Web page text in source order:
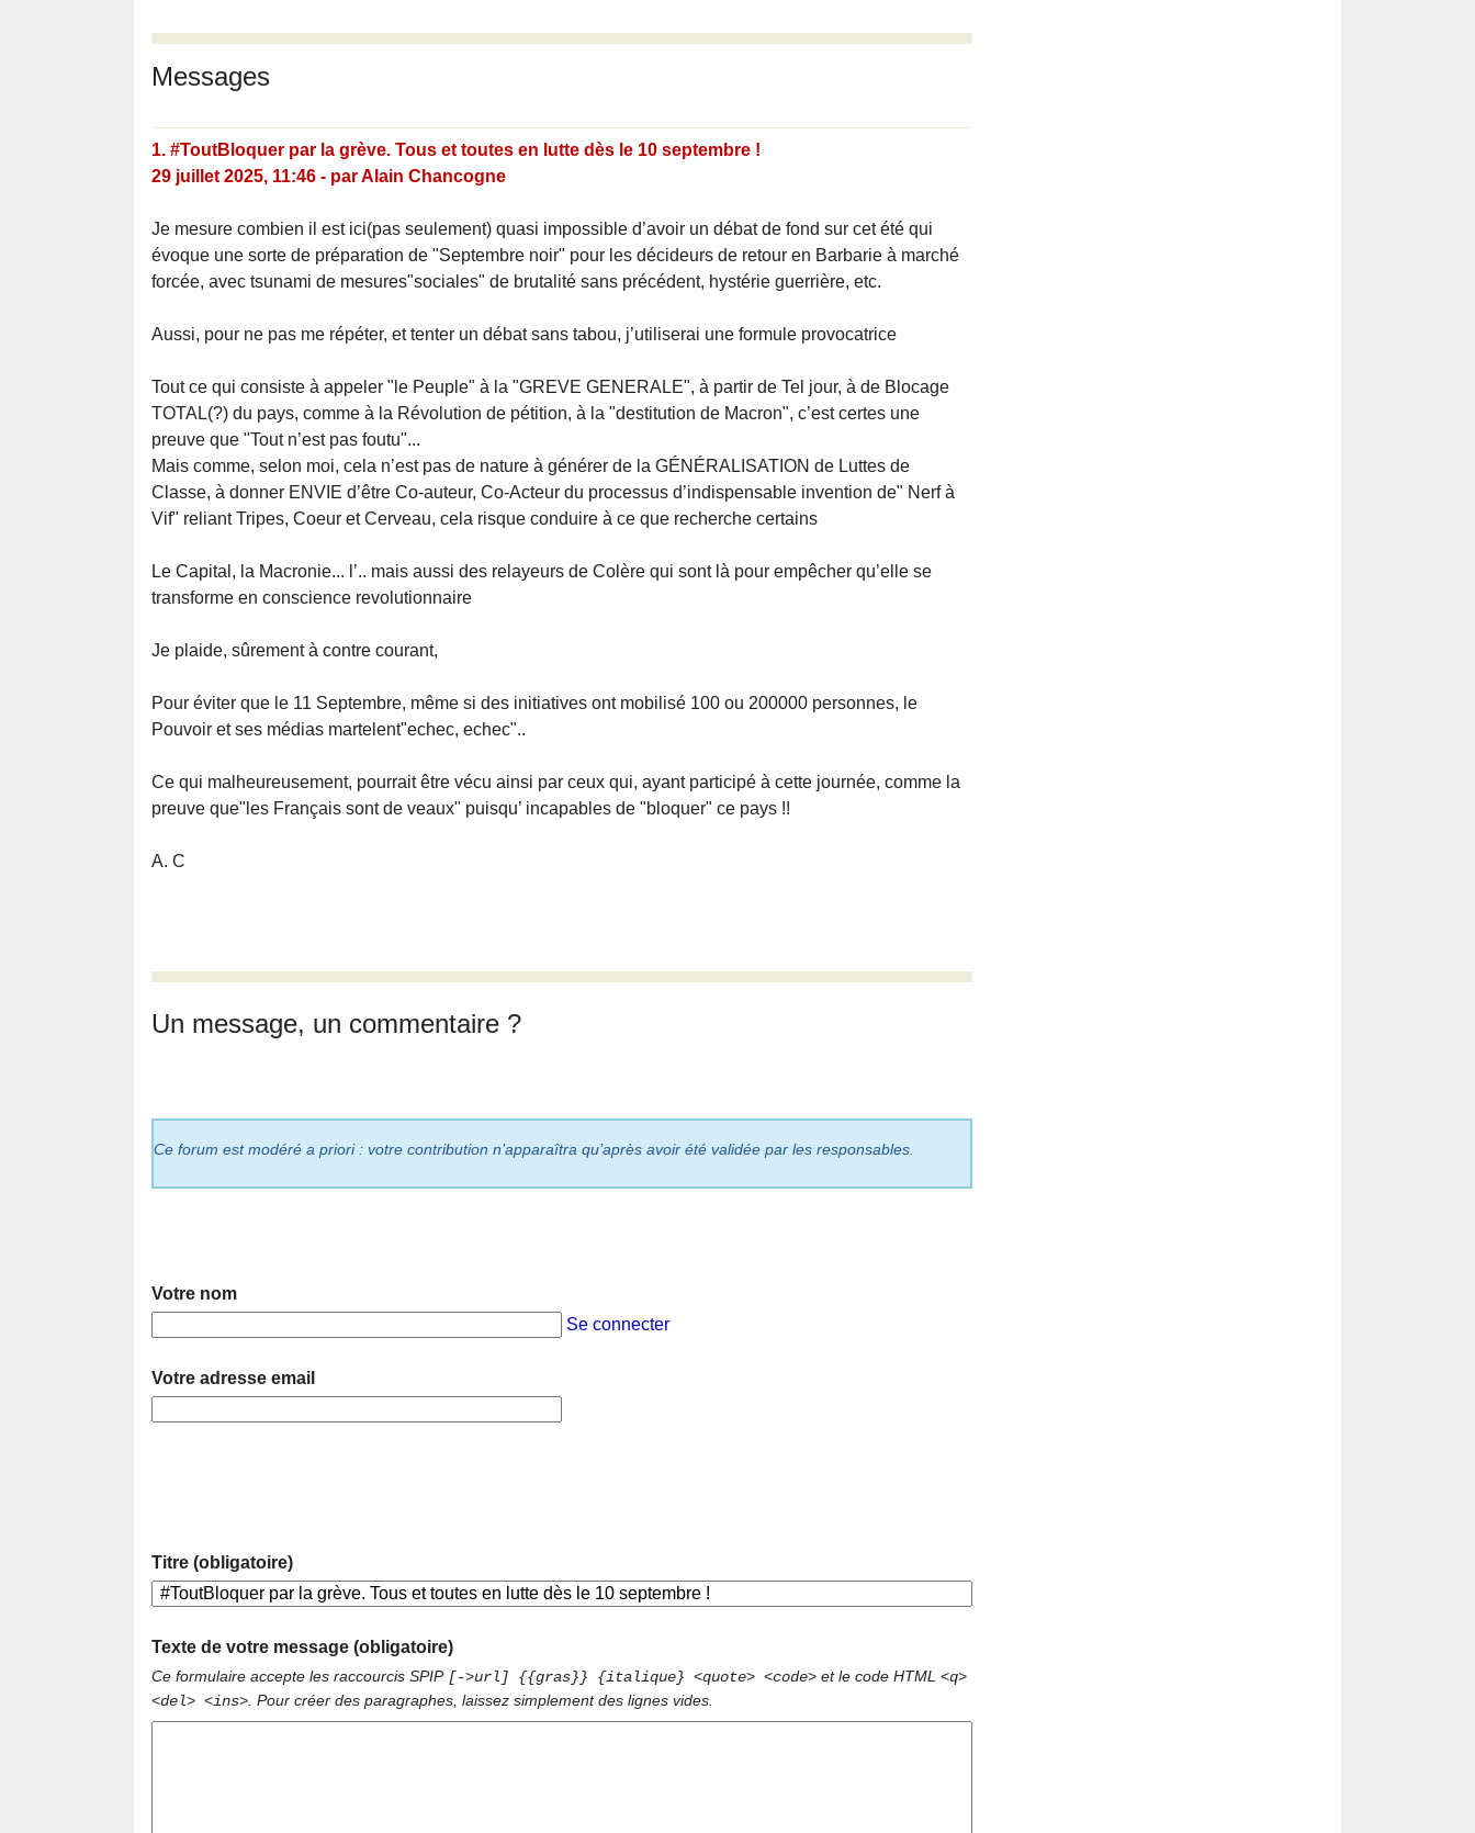
Messages
1. #ToutBloquer par la grève. Tous et toutes en lutte dès le 10 septembre !
29 juillet 2025, 11:46 - parAlain Chancogne
Je mesure combien il est ici(pas seulement) quasi impossible d’avoir un débat de fond sur cet été qui
évoque une sorte de préparation de "Septembre noir" pour les décideurs de retour en Barbarie à marché
forcée, avec tsunami de mesures"sociales" de brutalité sans précédent, hystérie guerrière, etc.
Aussi, pour ne pas me répéter, et tenter un débat sans tabou, j’utiliserai une formule provocatrice
Tout ce qui consiste à appeler "le Peuple" à la "GREVE GENERALE", à partir de Tel jour, à de Blocage
TOTAL(?) du pays, comme à la Révolution de pétition, à la "destitution de Macron", c’est certes une
preuve que "Tout n’est pas foutu"...
Mais comme, selon moi, cela n’est pas de nature à générer de la GÉNÉRALISATION de Luttes de
Classe, à donner ENVIE d’être Co-auteur, Co-Acteur du processus d’indispensable invention de" Nerf à
Vif" reliant Tripes, Coeur et Cerveau, cela risque conduire à ce que recherche certains
Le Capital, la Macronie... l’.. mais aussi des relayeurs de Colère qui sont là pour empêcher qu’elle se
transforme en conscience revolutionnaire
Je plaide, sûrement à contre courant,
Pour éviter que le 11 Septembre, même si des initiatives ont mobilisé 100 ou 200000 personnes, le
Pouvoir et ses médias martelent"echec, echec"..
Ce qui malheureusement, pourrait être vécu ainsi par ceux qui, ayant participé à cette journée, comme la
preuve que"les Français sont de veaux" puisqu’ incapables de "bloquer" ce pays !!
A. C
Un message, un commentaire ?
Ce forum est modéré a priori : votre contribution n’apparaîtra qu’après avoir été validée par les responsables.
Votre nom
Se connecter
Votre adresse email
Titre (obligatoire)
Texte de votre message (obligatoire)
Ce formulaire accepte les raccourcis SPIP [->url] {{gras}} {italique} <quote> <code> et le code HTML <q>
<del> <ins> . Pour créer des paragraphes, laissez simplement des lignes vides.